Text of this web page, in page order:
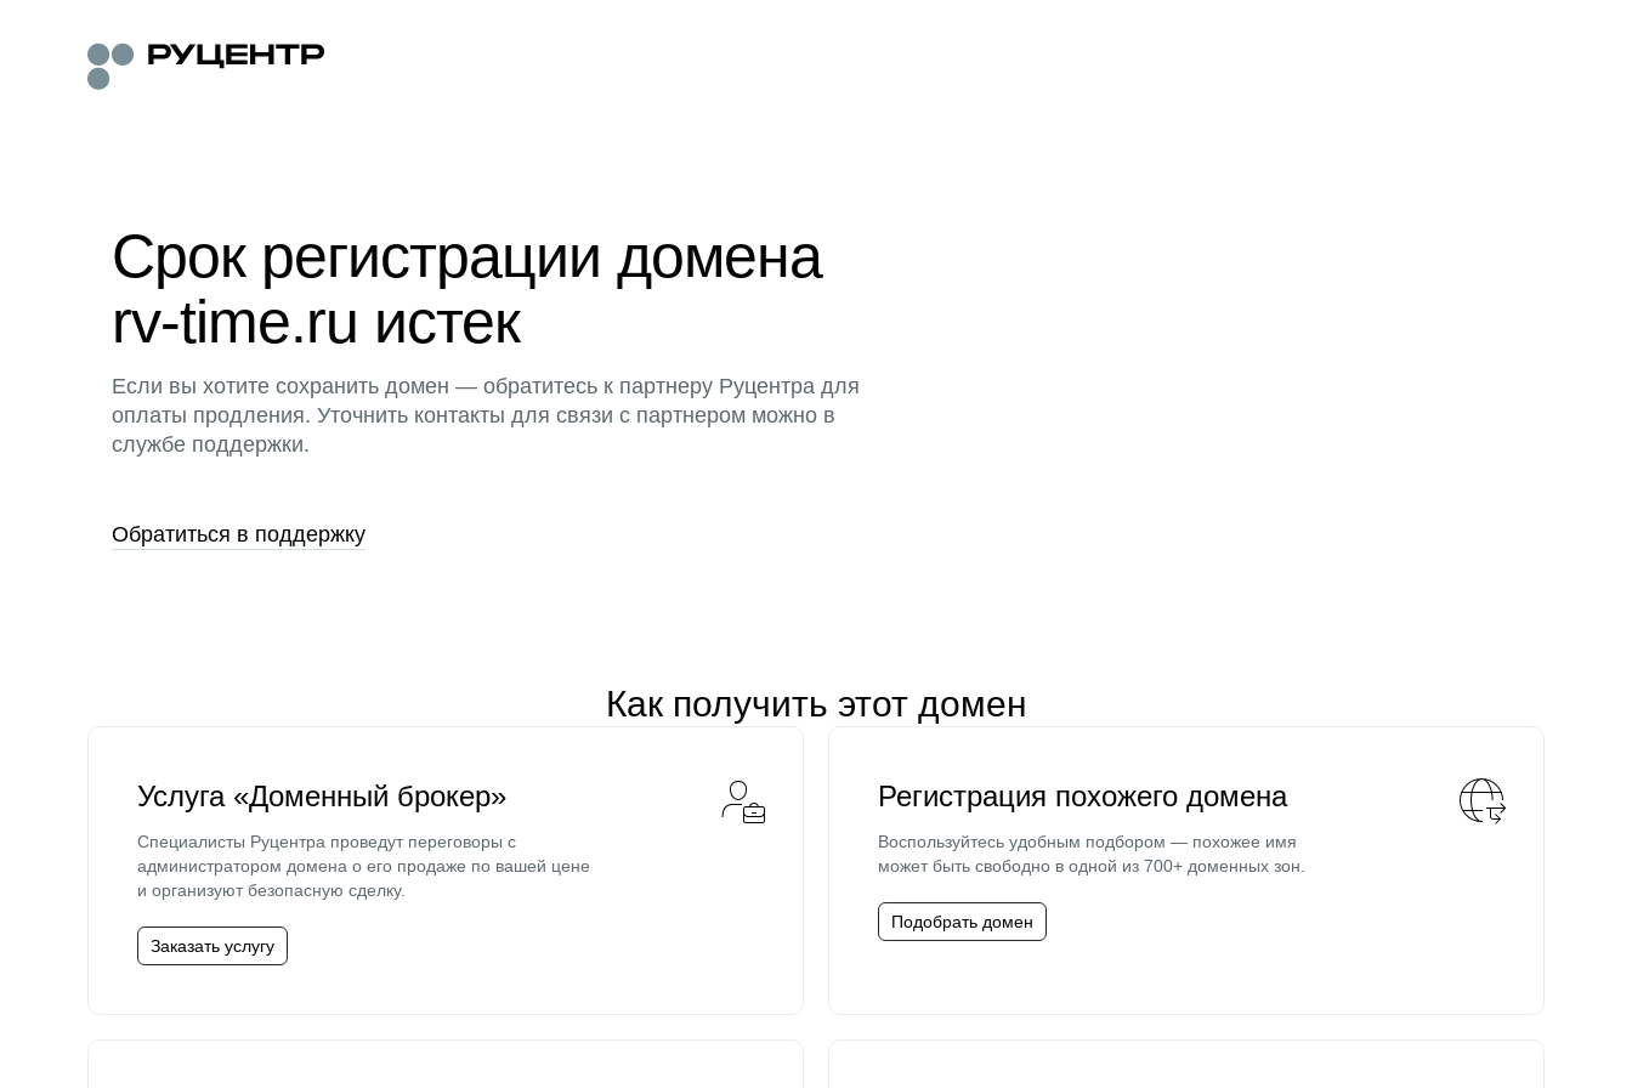
Срок регистрации домена
rv-time.ru истек
Если вы хотите сохранить домен — обратитесь к партнеру Руцентра для
оплаты продления. Уточнить контакты для связи с партнером можно в
службе поддержки.
Обратиться в поддержку
Как получить этот домен
Услуга «Доменный брокер»
Специалисты Руцентра проведут переговоры с
администратором домена о его продаже по вашей цене
и организуют безопасную сделку.
Заказать услугу
Регистрация похожего домена
Воспользуйтесь удобным подбором — похожее имя
может быть свободно в одной из 700+ доменных зон.
Подобрать домен